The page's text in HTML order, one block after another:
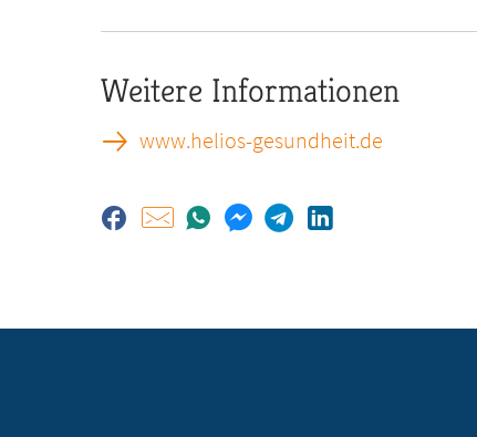
Weitere Informationen
www.helios-gesundheit.de